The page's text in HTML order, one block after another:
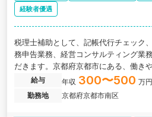
経験者優遇
税理士補助として、記帳代行チェック
務申告業務、経営コンサルティング業
だきます。京都府京都市にある、働き
プや資格取得、プライベートも充実の
給与 年収 300〜500 万円
勤務地
京都府京都市南区